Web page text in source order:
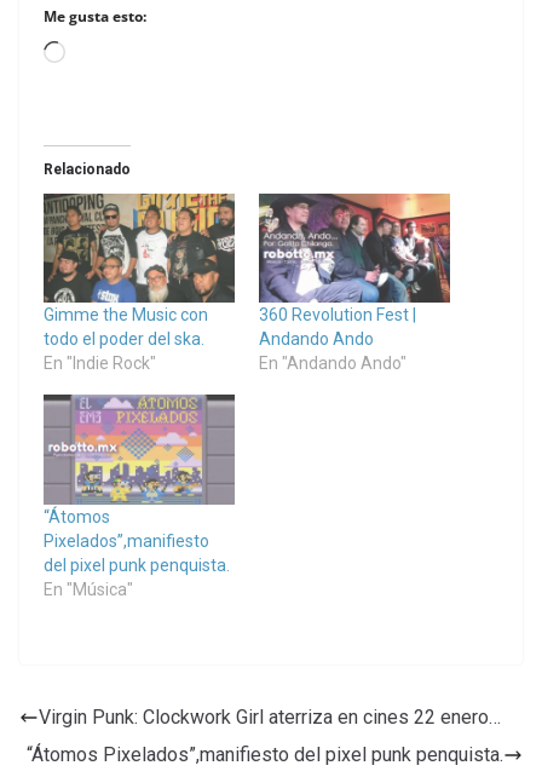
Me gusta esto:
Loading…
Relacionado
Gimme the Music con
todo el poder del ska.
En "Indie Rock"
360 Revolution Fest |
Andando Ando
En "Andando Ando"
“Átomos
Pixelados”,manifiesto
del pixel punk penquista.
En "Música"
Virgin Punk: Clockwork Girl aterriza en cines 22 enero…
“Átomos Pixelados”,manifiesto del pixel punk penquista.